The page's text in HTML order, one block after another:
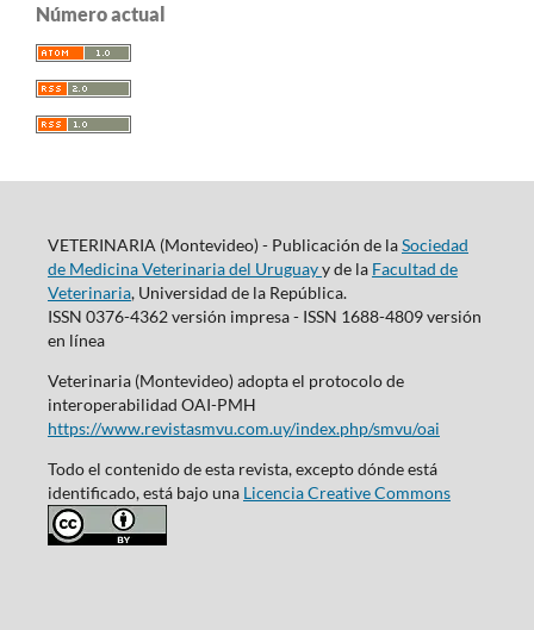
Número actual
VETERINARIA (Montevideo) - Publicación de laSociedad
de Medicina Veterinaria del Uruguayy de la Facultad de
Veterinaria, Universidad de la República.
ISSN 0376-4362 versión impresa - ISSN 1688-4809 versión
en línea
Veterinaria (Montevideo) adopta el protocolo de
interoperabilidad OAI-PMH
https://www.revistasmvu.com.uy/index.php/smvu/oai
Todo el contenido de esta revista, excepto dónde está
identificado, está bajo una Licencia Creative Commons